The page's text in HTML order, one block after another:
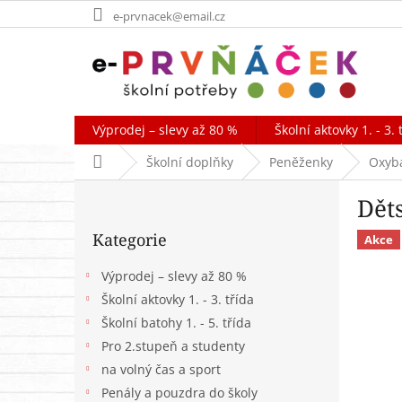
na
e-prvnacek@email.cz
Výprodej – slevy až 80 % Školní aktovky 1. - 3.
Domů Školní doplňky Peněženky
P
kategorie
Kategorie
Výprodej – slevy až 80 %
Školní aktovky 1. - 3. třída
Školní batohy 1. - 5. třída
Pro 2.stupeň a studenty
na volný čas a sport
Penály a pouzdra do školy
Akce